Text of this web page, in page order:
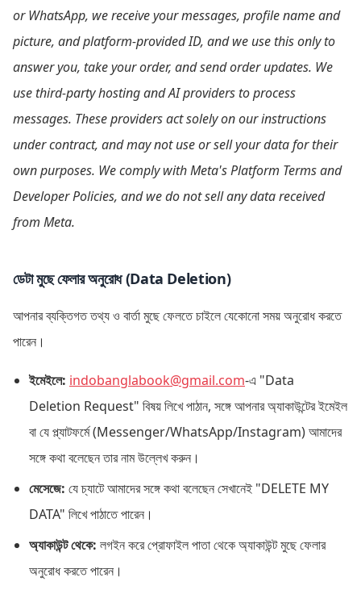
or WhatsApp, we receive your messages, profile name and
picture, and platform-provided ID, and we use this only to
answer you, take your order, and send order updates. We
use third-party hosting and AI providers to process
messages. These providers act solely on our instructions
under contract, and may not use or sell your data for their
own purposes. We comply with Meta's Platform Terms and
Developer Policies, and we do not sell any data received
from Meta.
ডেটা মুছে ফেলার অনুরোধ (Data Deletion)
আপনার ব্যক্তিগত তথ্য ও বার্তা মুছে ফেলতে চাইলে যেকোনো সময় অনুরোধ করতে
পারেন।
ইমেইলে: indobanglabook@gmail.com-এ "Data
Deletion Request" বিষয় লিখে পাঠান, সঙ্গে আপনার অ্যাকাউন্টের ইমেইল
বা যে প্ল্যাটফর্মে (Messenger/WhatsApp/Instagram) আমাদের
সঙ্গে কথা বলেছেন তার নাম উল্লেখ করুন।
মেসেজে: যে চ্যাটে আমাদের সঙ্গে কথা বলেছেন সেখানেই "DELETE MY
DATA" লিখে পাঠাতে পারেন।
অ্যাকাউন্ট থেকে: লগইন করে প্রোফাইল পাতা থেকে অ্যাকাউন্ট মুছে ফেলার
অনুরোধ করতে পারেন।